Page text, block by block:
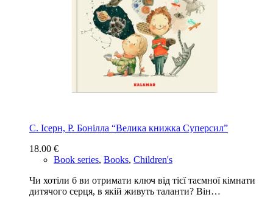
С. Ісерн, Р. Бонiлла “Велика книжка Суперсил”
18.00 €
Book series, Books, Children's
Чи хотіли б ви отримати ключ від тієї таємної кімнати
дитячого серця, в якій живуть таланти? Він…